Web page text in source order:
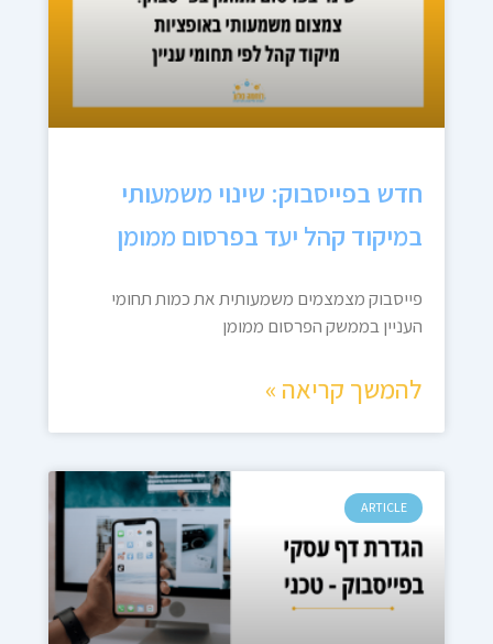
חדש בפייסבוק: שינוי משמעותי
במיקוד קהל יעד בפרסום ממומן
פייסבוק מצמצמים משמעותית את כמות תחומי
העניין בממשק הפרסום ממומן
להמשך קריאה »
ARTICLE